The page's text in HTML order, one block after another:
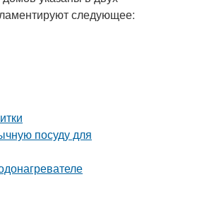
следующее:
посуду для